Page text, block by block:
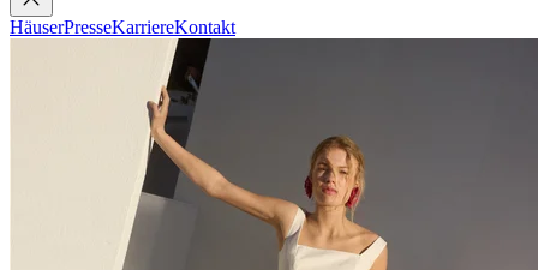
HäuserPresseKarriereKontakt